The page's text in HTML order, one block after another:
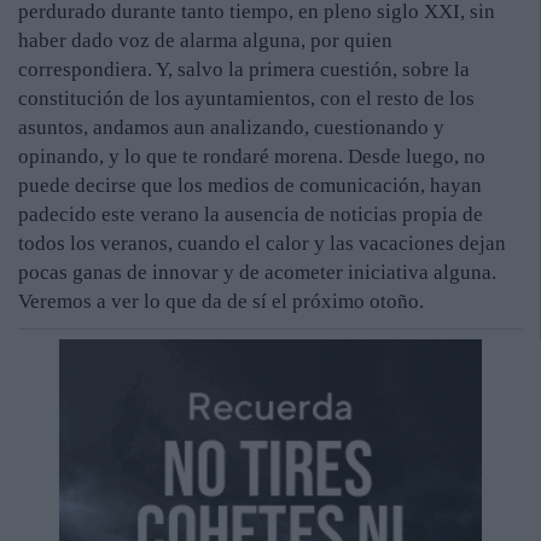
perdurado durante tanto tiempo, en pleno siglo XXI, sin
haber dado voz de alarma alguna, por quien
correspondiera. Y, salvo la primera cuestión, sobre la
constitución de los ayuntamientos, con el resto de los
asuntos, andamos aun analizando, cuestionando y
opinando, y lo que te rondaré morena. Desde luego, no
puede decirse que los medios de comunicación, hayan
padecido este verano la ausencia de noticias propia de
todos los veranos, cuando el calor y las vacaciones dejan
pocas ganas de innovar y de acometer iniciativa alguna.
Veremos a ver lo que da de sí el próximo otoño.